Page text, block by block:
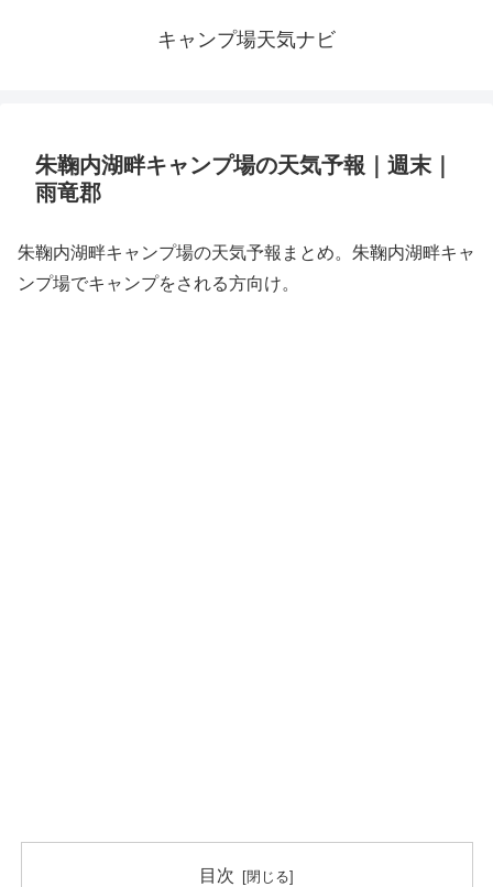
キャンプ場天気ナビ
朱鞠内湖畔キャンプ場の天気予報｜週末｜
雨竜郡
朱鞠内湖畔キャンプ場の天気予報まとめ。朱鞠内湖畔キャ
ンプ場でキャンプをされる方向け。
目次